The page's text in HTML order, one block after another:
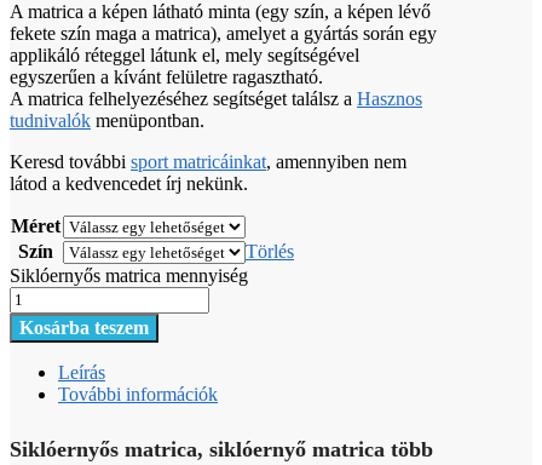
A matrica a képen látható minta (egy szín, a képen lévő
fekete szín maga a matrica), amelyet a gyártás során egy
applikáló réteggel látunk el, mely segítségével
egyszerűen a kívánt felületre ragasztható.
A matrica felhelyezéséhez segítséget találsz a Hasznos
tudnivalók menüpontban.
Keresd további sport matricáinkat, amennyiben nem
látod a kedvencedet írj nekünk.
Méret
Szín
Törlés
Siklóernyős matrica mennyiség
Kosárba teszem
Leírás
További információk
Siklóernyős matrica, siklóernyő matrica több